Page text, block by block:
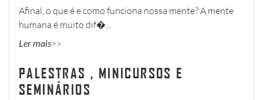
Afinal, o que é e como funciona nossa mente? A mente
humana é muito dif�...
Ler mais
PALESTRAS , MINICURSOS E
SEMINÁRIOS